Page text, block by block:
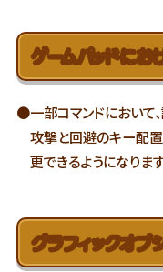
ゲームパッドにお
●一部コマンドにおいて
攻撃と回避のキー配
更できるようになります
グラフィックオプ